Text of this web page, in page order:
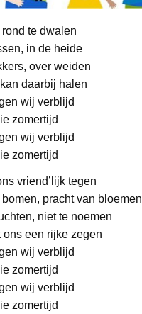
rond te dwalen
in de heide
over weiden
daarbij halen
wij verblijd
zomertijd
wij verblijd
zomertijd
vriend’lijk tegen
bomen, pracht van bloemen
niet te noemen
ons een rijke zegen
wij verblijd
zomertijd
wij verblijd
zomertijd